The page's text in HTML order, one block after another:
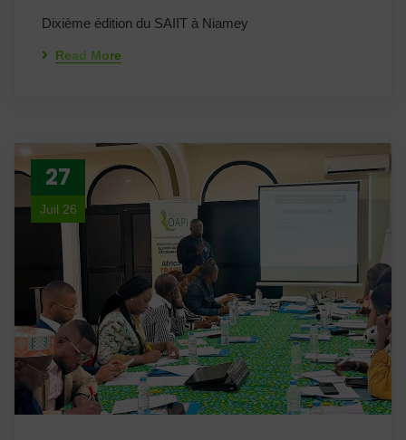
Dixième édition du SAIIT à Niamey
Read More
27
Juil 26